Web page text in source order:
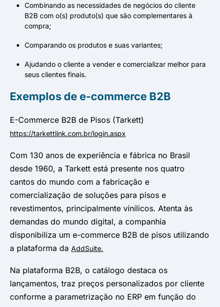
Combinando as necessidades de negócios do cliente
B2B com o(s) produto(s) que são complementares à
compra;
Comparando os produtos e suas variantes;
Ajudando o cliente a vender e comercializar melhor para
seus clientes finais.
Exemplos de e-commerce B2B
E-Commerce B2B de Pisos (Tarkett)
https://tarkettlink.com.br/login.aspx
Com 130 anos de experiência e fábrica no Brasil
desde 1960, a Tarkett está presente nos quatro
cantos do mundo com a fabricação e
comercialização de soluções para pisos e
revestimentos, principalmente vinílicos. Atenta às
demandas do mundo digital, a companhia
disponibiliza um e-commerce B2B de pisos utilizando
a plataforma da AddSuite.
Na plataforma B2B, o catálogo destaca os
lançamentos, traz preços personalizados por cliente
conforme a parametrização no ERP em função do